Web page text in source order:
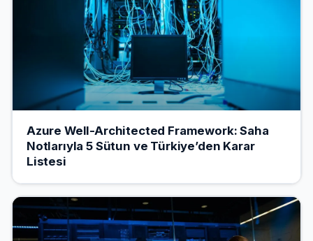
Azure Well-Architected Framework: Saha
Notlarıyla 5 Sütun ve Türkiye’den Karar
Listesi